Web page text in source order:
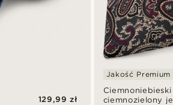
129,99 zł
Ciemnoniebieski
ciemnozielony
Jakość Premium